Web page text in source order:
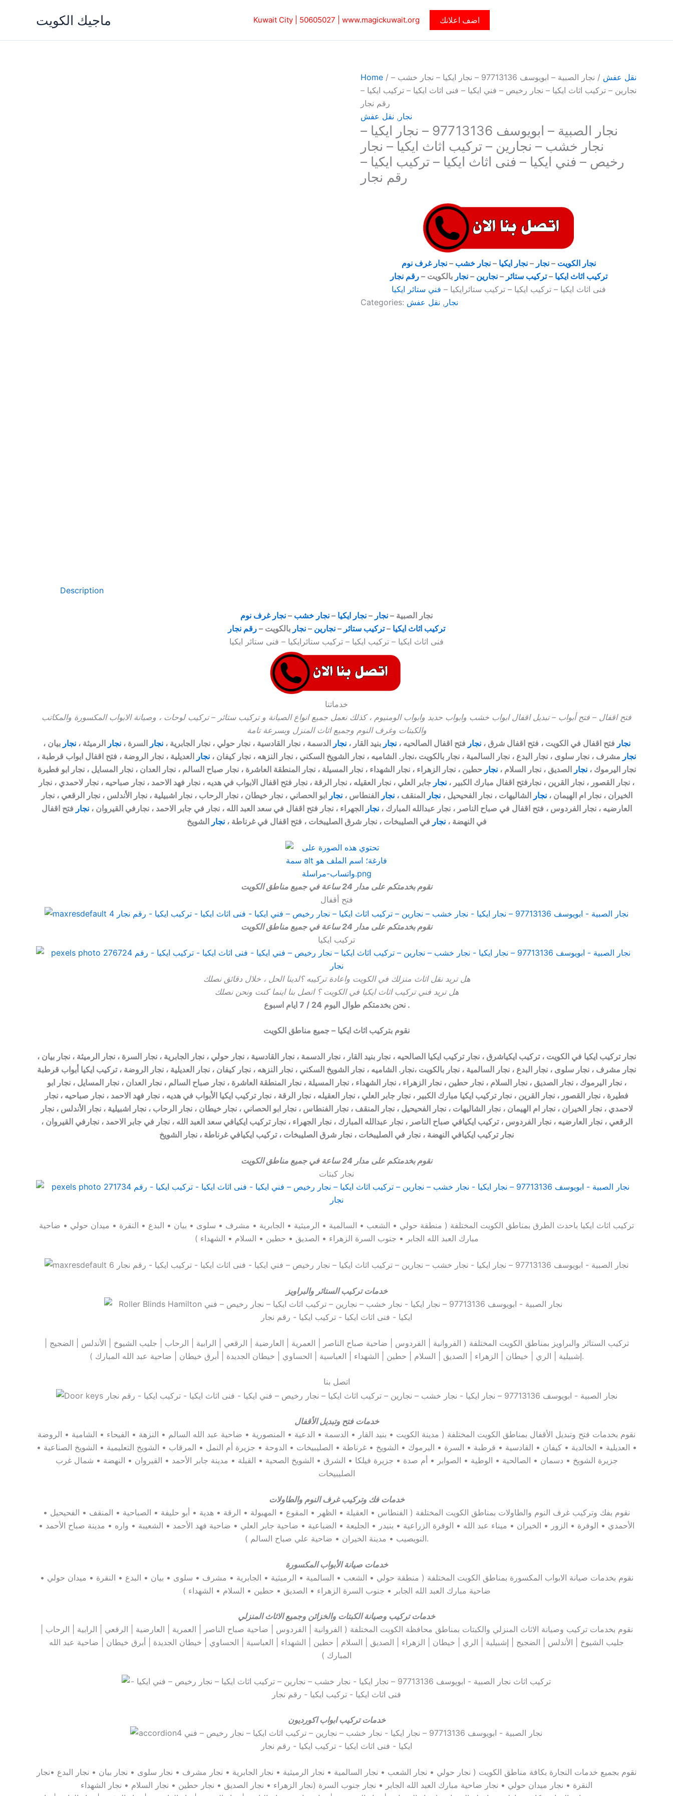
ماجيك الكويت Kuwait City | 50605027‎ www.magickuwait.org اضف اعلانك
Home / نقل عفش
/ نجار الصبية – ابويوسف 97713136 – نجار ايكيا – نجار خشب –
نجارين – تركيب اثاث ايكيا – نجار رخيص – فني ايكيا – فنى اثاث ايكيا – تركيب ايكيا –
رقم نجار
نجار , نقل عفش
نجار الصبية – ابويوسف 97713136 – نجار ايكيا –
نجار خشب – نجارين – تركيب اثاث ايكيا – نجار
رخيص – فني ايكيا – فنى اثاث ايكيا – تركيب ايكيا –
رقم نجار
نجار الكويت – نجار – نجار ايكيا – نجار خشب – نجار غرف نوم
تركيب اثاث ايكيا –تركيب ستائر – نجارين – نجار بالكويت – رقم نجار
فنى اثاث ايكيا – تركيب ايكيا – تركيب ستائرايكيا – فني ستائر ايكيا
Categories:
نجار , نقل عفش
Description
نجار الصبية – نجار – نجار ايكيا – نجار خشب – نجار غرف نوم
تركيب اثاث ايكيا –تركيب ستائر – نجارين – نجار بالكويت – رقم نجار
فنى اثاث ايكيا – تركيب ايكيا – تركيب ستائرايكيا – فنى ستائر ايكيا
خدماتنا
فتح اقفال – فتح أبواب – تبديل اقفال ابواب خشب وابواب حديد وابواب الومنيوم ، كذلك نعمل جميع انواع الصيانة و تركيب ستائر – تركيب لوحات ، وصيانة الابواب المكسورة والمكاتب
والكبتات وغرف النوم وجميع اثاث المنزل وبسرعة تامة
نجار فتح اقفال في الكويت ، فتح اقفال شرق ،نجار فتح اقفال الصالحيه ،نجار بنيد القار ،نجار الدسمة ، نجار القادسية ، نجار حولي ، نجار الجابرية ، نجار السرة ، نجار الرميثة ،نجار بيان ،
نجار مشرف ، نجار سلوى ، نجار البدع ، نجار السالمية ، نجار بالكويت ،نجار. الشاميه ، نجار الشويخ السكني ، نجار النزهه ، نجار كيفان ، نجار
العديلية ، نجار الروضة ، فتح اقفال ابواب قرطبة ،
نجار اليرموك ،نجار الصديق ، نجار السلام ،نجار حطين ، نجار الزهراء ، نجار الشهداء ، نجار المسيلة ، نجار المنطقة العاشرة ، نجار صباح السالم ، نجار العدان ، نجار المسايل ، نجار ابو فطيرة
، نجار القصور ، نجار القرين ، نجارفتح اقفال مبارك الكبير ، نجار جابر العلي ، نجار العقيله ، نجار الرقة ، نجار فتح اقفال الابواب في هديه ، نجار فهد الاحمد ، نجار صباحيه ، نجار لاحمدي ، نجار
الخيران ، نجار ام الهيمان ،نجار الشاليهات ، نجار الفحيحيل ،نجار المنقف ،نجار الفنطاس ، نجار ابو الحصاني ، نجار خيطان ، نجار الرحاب ، نجار اشبيلية ، نجار الأندلس ، نجار الرقعي ، نجار
العارضيه ، نجار الفردوس ، فتح اقفال في صباح الناصر ، نجار عبدالله المبارك ،نجار الجهراء ، نجار فتح اقفال في سعد العبد الله ، نجار في جابر الاحمد ، نجارفي القيروان ،نجار فتح اقفال
في النهضة ،نجار في الصليبخات ، نجار شرق الصليبخات ، فتح اقفال في غرناطة ،نجار الشويخ
نقوم بخدمتكم على مدار 24 ساعة في جميع مناطق الكويت
فتح أقفال
نقوم بخدمتكم على مدار 24 ساعة في جميع مناطق الكويت
تركيب ايكيا
هل تريد نقل اثاث منزلك في الكويت واعادة تركيبه ؟لدينا الحل ، خلال دقائق نصلك
هل تريد فني تركيب اثاث ايكيا في الكويت ؟ اتصل بنا اينما كنت ونحن نصلك
نحن بخدمتكم طوال اليوم 24 / 7 ايام اسبوع .
نقوم بتركيب اثاث ايكيا – جميع مناطق الكويت
نجار تركيب ايكيا في الكويت ، تركيب ايكياشرق ، نجار تركيب ايكيا الصالحيه ، نجار بنيد القار ، نجار الدسمة ، نجار القادسية ، نجار حولي ، نجار الجابرية ، نجار السرة ، نجار الرميثة ، نجار بيان ،
نجار مشرف ، نجار سلوى ، نجار البدع ، نجار السالمية ، نجار بالكويت ،نجار. الشاميه ، نجار الشويخ السكني ، نجار النزهه ، نجار كيفان ، نجار العديلية ، نجار الروضة ، تركيب ايكيا أبواب قرطبة
، نجار اليرموك ، نجار الصديق ، نجار السلام ، نجار حطين ، نجار الزهراء ، نجار الشهداء ، نجار المسيلة ، نجار المنطقة العاشرة ، نجار صباح السالم ، نجار العدان ، نجار المسايل ، نجار ابو
فطيرة ، نجار القصور ، نجار القرين ، نجار تركيب ايكيا مبارك الكبير ، نجار جابر العلي ، نجار العقيله ، نجار الرقة ، نجار تركيب ايكيا الأبواب في هديه ، نجار فهد الاحمد ، نجار صباحيه ، نجار
لاحمدي ، نجار الخيران ، نجار ام الهيمان ، نجار الشاليهات ، نجار الفحيحيل ، نجار المنقف ، نجار الفنطاس ، نجار ابو الحصاني ، نجار خيطان ، نجار الرحاب ، نجار اشبيلية ، نجار الأندلس ، نجار
الرقعي ، نجار العارضيه ، نجار الفردوس ، تركيب ايكيافي صباح الناصر ، نجار عبدالله المبارك ، نجار الجهراء ، نجار تركيب ايكيافي سعد العبد الله ، نجار في جابر الاحمد ، نجارفي القيروان ،
نجار تركيب ايكيافي النهضة ، نجار في الصليبخات ، نجار شرق الصليبخات ، تركيب ايكيافي غرناطة ، نجار الشويخ
نقوم بخدمتكم على مدار 24 ساعة في جميع مناطق الكويت
نجار كبتات
تركيب اثاث ايكيا باحدث الطرق بمناطق الكويت المختلفة ( منطقة حولي • الشعب • السالمية • الرميثية • الجابرية • مشرف • سلوى • بيان • البدع • النقرة • ميدان حولي • ضاحية
مبارك العبد الله الجابر • جنوب السرة الزهراء • الصديق • حطين • السلام • الشهداء )
خدمات تركيب الستائر والبراويز
تركيب الستائر والبراويز بمناطق الكويت المختلفة ( الفروانية | الفردوس | ضاحية صباح الناصر | العمرية | العارضية | الرقعي | الرابية | الرحاب | جليب الشيوخ | الأندلس | الضجيج |
إشبيلية | الري | خيطان | الزهراء | الصديق | السلام | حطين | الشهداء | العباسية | الحساوي | خيطان الجديدة | أبرق خيطان | ضاحية عبد الله المبارك ).
اتصل بنا
خدمات فتح وتبديل الأقفال
نقوم بخدمات فتح وتبديل الأقفال بمناطق الكويت المختلفة ( مدينة الكويت • بنيد القار • الدسمة • الدعية • المنصورية • ضاحية عبد الله السالم • النزهة • الفيحاء • الشامية • الروضة
• العديلية • الخالدية • كيفان • القادسية • قرطبة • السرة • اليرموك • الشويخ • غرناطة • الصليبيخات • الدوحة • جزيرة أم النمل • المرقاب • الشويخ التعليمية • الشويخ الصناعية •
جزيرة الشويخ • دسمان • الصالحية • الوطية • الصوابر • أم صدة • جزيرة فيلكا • الشرق • الشويخ الصحية • القبلة • مدينة جابر الأحمد • القيروان • النهضة • شمال غرب
الصليبيخات
خدمات فك وتركيب غرف النوم والطاولات
نقوم بفك وتركيب غرف النوم والطاولات بمناطق الكويت المختلفة ( الفنطاس • العقيلة • الظهر • المقوع • المهبولة • الرقة • هدية • أبو حليفة • الصباحية • المنقف • الفحيحيل •
الأحمدي • الوفرة • الزور • الخيران • ميناء عبد الله • الوفرة الزراعية • بنيدر • الجليعة • الضباعية • ضاحية جابر العلي • ضاحية فهد الأحمد • الشعيبة • واره • مدينة صباح الأحمد •
النويصيب • مدينة الخيران • ضاحية علي صباح السالم ).
خدمات صيانة الأبواب المكسورة
نقوم بخدمات صيانة الابواب المكسورة بمناطق الكويت المختلفة ( منطقة حولي • الشعب • السالمية • الرميثية • الجابرية • مشرف • سلوى • بيان • البدع • النقرة • ميدان حولي •
ضاحية مبارك العبد الله الجابر • جنوب السرة الزهراء • الصديق • حطين • السلام • الشهداء )
خدمات تركيب وصيانة الكبتات والخزائن وجميع الاثاث المنزلي
نقوم بخدمات تركيب وصيانة الاثاث المنزلي والكبتات بمناطق محافظة الكويت المختلفة ( الفروانية | الفردوس | ضاحية صباح الناصر | العمرية | العارضية | الرقعي | الرابية | الرحاب |
جليب الشيوخ | الأندلس | الضجيج | إشبيلية | الري | خيطان | الزهراء | الصديق | السلام | حطين | الشهداء | العباسية | الحساوي | خيطان الجديدة | أبرق خيطان | ضاحية عبد الله
المبارك )
خدمات تركيب ابواب اكورديون
نقوم بجميع خدمات النجارة بكافة مناطق الكويت ( نجار حولي • نجار الشعب • نجار السالمية • نجار الرميثية • نجار الجابرية • نجار مشرف • نجار سلوى • نجار بيان • نجار البدع •نجار
النقرة • نجار ميدان حولي • نجار ضاحية مبارك العبد الله الجابر • نجار جنوب السرة (نجار الزهراء • نجار الصديق • نجار حطين • نجار السلام • نجار الشهداء